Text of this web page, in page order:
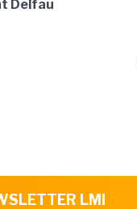
Delfau
LMI